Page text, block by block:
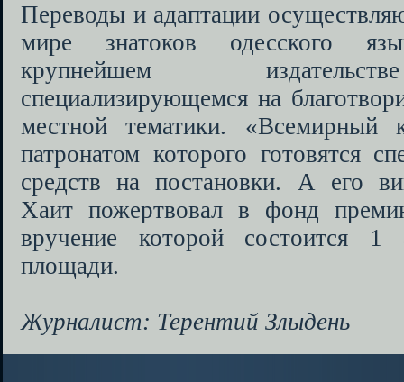
Переводы и адаптации
мире знатоков одесского
крупнейшем
специализирующемся на
местной тематики. «Всемирный
патронатом которого готовятся
средств на постановки. А его
Хаит пожертвовал в фонд
вручение которой состоится
площади.
Журналист: Терентий Злыдень